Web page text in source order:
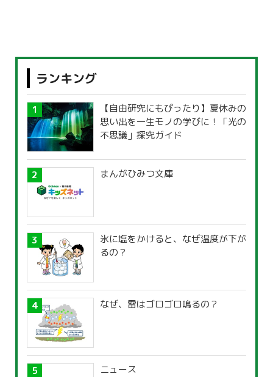
ランキング
【自由研究にもぴったり】夏休みの
思い出を一生モノの学びに！「光の
不思議」探究ガイド
まんがひみつ文庫
氷に塩をかけると、なぜ温度が下が
るの？
なぜ、雷はゴロゴロ鳴るの？
ニュース